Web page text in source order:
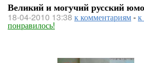
Великий и могучий русский
18-04-2010 13:38 к комментариям-к
понравилось!